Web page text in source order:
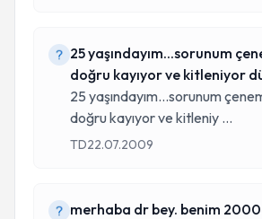
25 yaşındayım...sorunum
doğru kayıyor ve kitleniyor
25 yaşındayım...sorunum
doğru kayıyor ve kitleniy ...
TD22.07.2009
merhaba dr bey. benim